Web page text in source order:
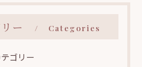
ー Categories
ゴリー